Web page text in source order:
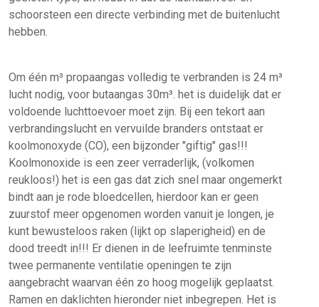
schoorsteen een directe verbinding met de buitenlucht
hebben.
Om één m³ propaangas volledig te verbranden is 24 m³
lucht nodig, voor butaangas 30m³. het is duidelijk dat er
voldoende luchttoevoer moet zijn. Bij een tekort aan
verbrandingslucht en vervuilde branders ontstaat er
koolmonoxyde (CO), een bijzonder "giftig" gas!!!
Koolmonoxide is een zeer verraderlijk, (volkomen
reukloos!) het is een gas dat zich snel maar ongemerkt
bindt aan je rode bloedcellen, hierdoor kan er geen
zuurstof meer opgenomen worden vanuit je longen, je
kunt bewusteloos raken (lijkt op slaperigheid) en de
dood treedt in!!! Er dienen in de leefruimte tenminste
twee permanente ventilatie openingen te zijn
aangebracht waarvan één zo hoog mogelijk geplaatst.
Ramen en daklichten hieronder niet inbegrepen. Het is